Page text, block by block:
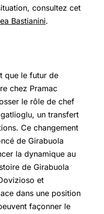
consultez cet
Bastianini.
que le futur de
chez Pramac
le rôle de chef
, un transfert
Ce changement
de Girabuola
la dynamique au
de Girabuola
et
dans une position
façonner le